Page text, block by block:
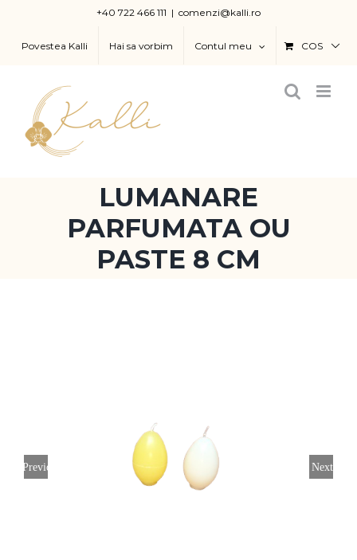
content
+40 722 466 111 | comenzi@kalli.ro
Povestea Kalli Hai sa vorbim Contul meu COS
LUMANARE
PARFUMATA OU
PASTE 8 CM
Previous Next